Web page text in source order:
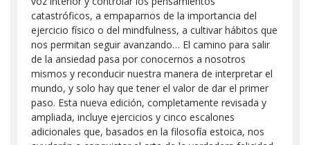
catastróficos, a empaparnos de la importancia del
ejercicio físico o del mindfulness, a cultivar hábitos que
nos permitan seguir avanzando… El camino para salir
de la ansiedad pasa por conocernos a nosotros
mismos y reconducir nuestra manera de interpretar el
mundo, y solo hay que tener el valor de dar el primer
paso. Esta nueva edición, completamente revisada y
ampliada, incluye ejercicios y cinco escalones
adicionales que, basados en la filosofía estoica, nos